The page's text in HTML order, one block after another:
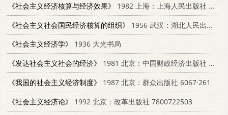
《社会主义经济核算与经济效果》
1982 上海：上海人民出版社 4074·505
《社会主义社会国民经济核算的组织》
1956 武汉：湖北人民出版社 4106·12
《社会主义经济学》
1936 大光书局
《发达社会主义社会的经济》
1981 北京：中国财政经济出版社 4166·253
《我国的社会主义经济制度》
1987 北京：群众出版社 6067·261
《社会主义经济论》
1992 北京：改革出版社 7800722503